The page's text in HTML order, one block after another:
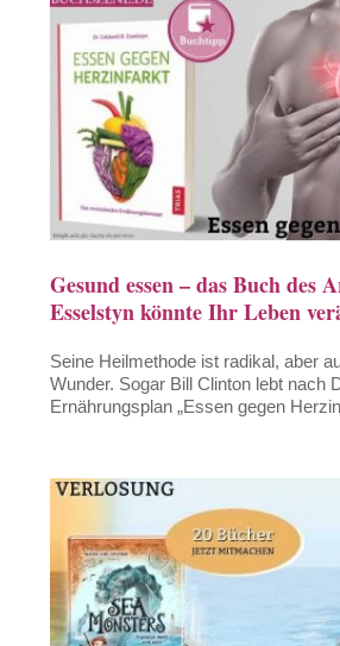
Gesund essen – das Buch des
Esselstyn könnte Ihr Leben
Seine Heilmethode ist radikal, aber
Wunder. Sogar Bill Clinton lebt nach
Ernährungsplan „Essen gegen